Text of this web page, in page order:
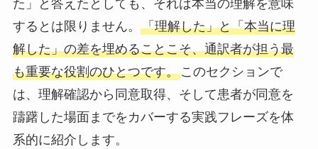
た」と答えたとしても、それは本当の理解を意味
するとは限りません。 「理解した」と「本当に理
解した」の差を埋めることこそ、通訳者が担う最
も重要な役割のひとつです。このセクションで
は、理解確認から同意取得、そして患者が同意を
躊躇した場面までをカバーする実践フレーズを体
系的に紹介します。